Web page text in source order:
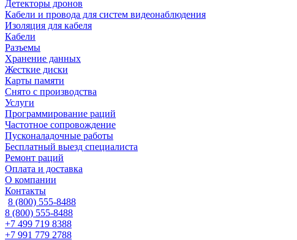
Детекторы дронов
Кабели и провода для систем видеонаблюдения
Изоляция для кабеля
Кабели
Разъемы
Хранение данных
Жесткие диски
Карты памяти
Снято с производства
Услуги
Программирование раций
Частотное сопровождение
Пусконаладочные работы
Бесплатный выезд специалиста
Ремонт раций
Оплата и доставка
О компании
Контакты
8 (800) 555-8488
8 (800) 555-8488
+7 499 719 8388
+7 991 779 2788